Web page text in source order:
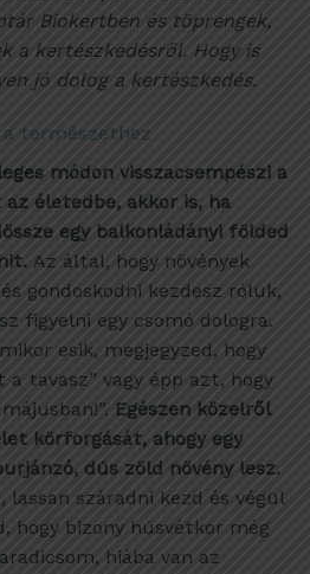
Biokertben és töprengek,
a kertészkedésről. Hogy is
jó dolog a kertészkedés.
a természethez
módon visszacsempészi a
életedbe, akkor is, ha
egy balkonládányi földed
Az által, hogy növények
gondoskodni kezdesz róluk,
figyelni egy csomó dologra.
esik, megjegyzed, hogy
a tavasz” vagy épp azt, hogy
Egészen közelről
körforgását, ahogy egy
dús zöld növény lesz.
lassan száradni kezd és végül
hogy bizony húsvétkor még
hiába van az